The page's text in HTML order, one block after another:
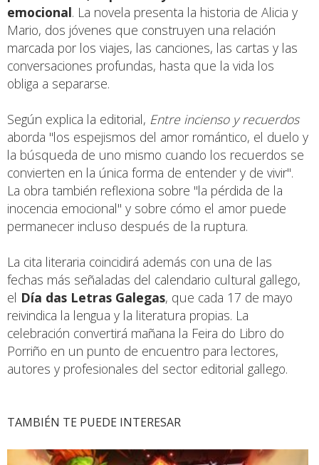
emocional. La novela presenta la historia de Alicia y
Mario, dos jóvenes que construyen una relación
marcada por los viajes, las canciones, las cartas y las
conversaciones profundas, hasta que la vida los
obliga a separarse.
Según explica la editorial, Entre incienso y recuerdos
aborda "los espejismos del amor romántico, el duelo y
la búsqueda de uno mismo cuando los recuerdos se
convierten en la única forma de entender y de vivir".
La obra también reflexiona sobre "la pérdida de la
inocencia emocional" y sobre cómo el amor puede
permanecer incluso después de la ruptura.
La cita literaria coincidirá además con una de las
fechas más señaladas del calendario cultural gallego,
el Día das Letras Galegas, que cada 17 de mayo
reivindica la lengua y la literatura propias. La
celebración convertirá mañana la Feira do Libro do
Porriño en un punto de encuentro para lectores,
autores y profesionales del sector editorial gallego.
TAMBIÉN TE PUEDE INTERESAR